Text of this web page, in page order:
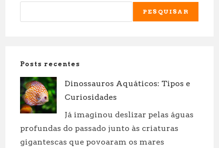
PESQUISAR
Posts recentes
Dinossauros Aquáticos: Tipos e
Curiosidades
Já imaginou deslizar pelas águas
profundas do passado junto às criaturas
gigantescas que povoaram os mares